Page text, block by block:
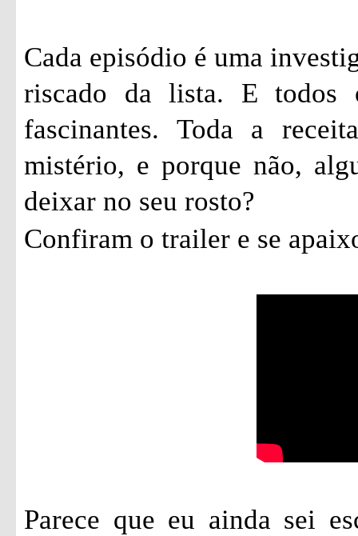
Cada episódio é uma
riscado da lista. E todos
fascinantes. Toda a
mistério, e porque não,
deixar no seu rosto?
Confiram o trailer e se
Parece que eu ainda sei